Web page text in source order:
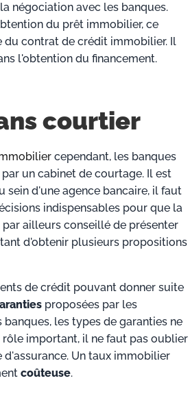
négociation avec les banques.
du prêt immobilier, ce
du contrat de crédit immobilier. Il
l'obtention du financement.
courtier
cependant, les banques
un cabinet de courtage. Il est
d'une agence bancaire, il faut
indispensables pour que la
ailleurs conseillé de présenter
d'obtenir plusieurs propositions
de crédit pouvant donner suite
proposées par les
banques, les types de garanties ne
important, il ne faut pas oublier
Un taux immobilier
coûteuse.